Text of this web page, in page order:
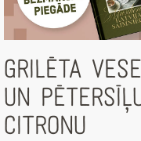
GRILĒTA
UN
CITRONU